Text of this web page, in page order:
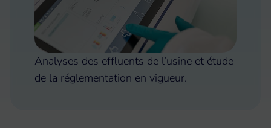
Analyses des effluents de l’usine et étude
de la réglementation en vigueur.